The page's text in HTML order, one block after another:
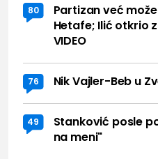
80
Partizan već
Hetafe; Ilić otkrio
VIDEO
76 Nik Vajler-Beb u
49
Stanković posle
na meni"